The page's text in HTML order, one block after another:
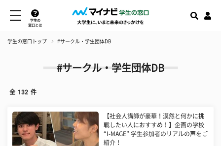
学生の
窓口とは
学生の窓口トップ #サークル・学生団体DB
#サークル・学生団体DB
全 132 件
【社会人講師が豪華！漠然と何かに挑
戦したい人におすすめ！】企画の学校
“I-MAGE” 学生参加者のリアルの声をご
紹介！